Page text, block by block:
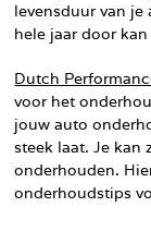
levensduur van je
hele jaar door
Dutch
voor het
jouw auto
steek laat. Je kan
onderhouden.
onderhoudstips